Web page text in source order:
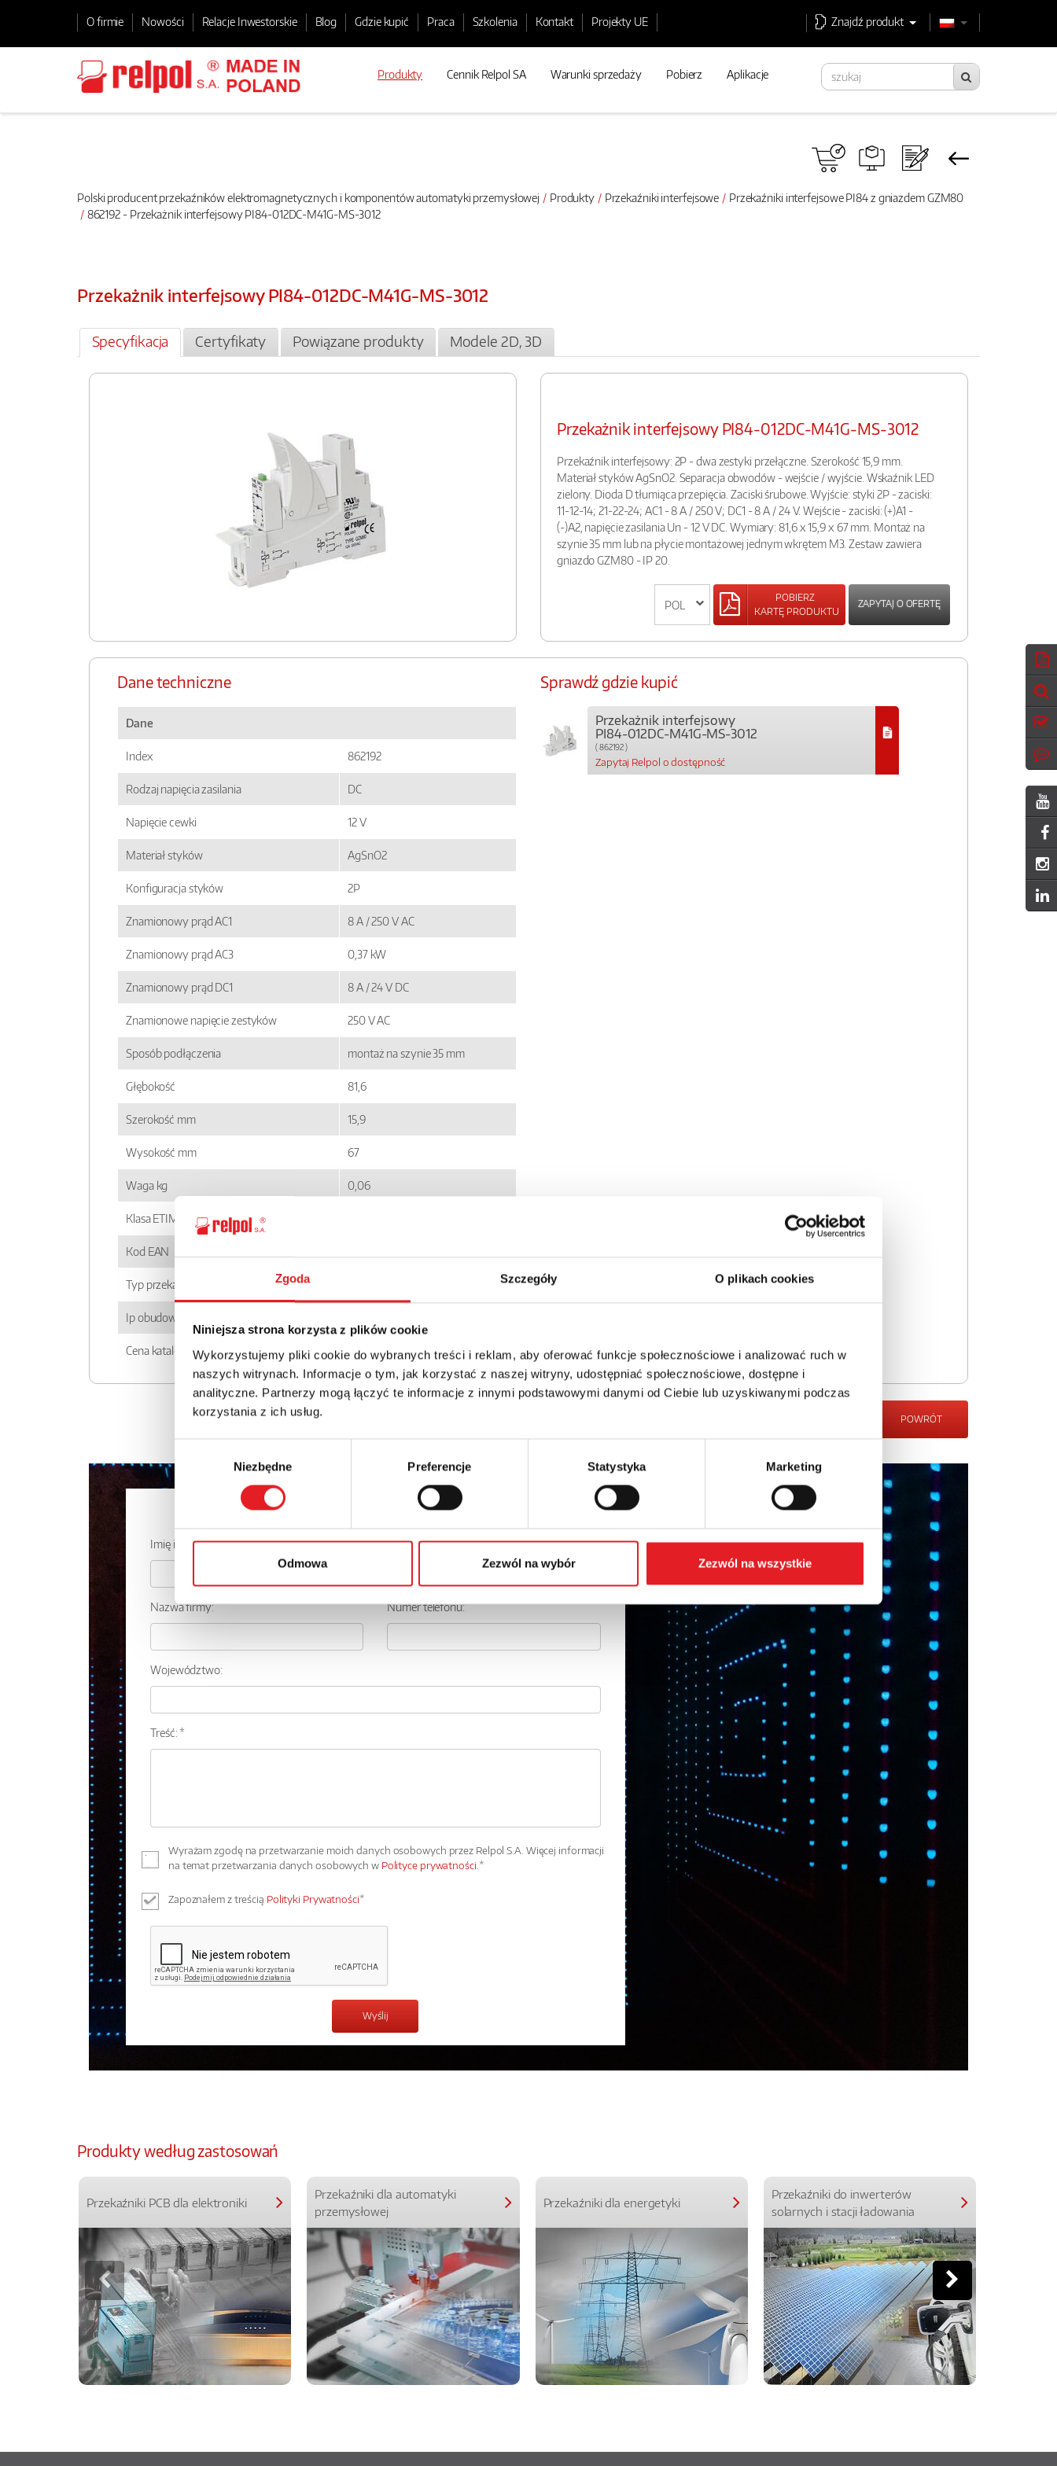
Zgoda Szczegóły O plikach cookies
Niniejsza strona korzysta z plików cookie
Wykorzystujemy pliki cookie do wybranych treści i reklam, aby oferować funkcje społecznościowe i analizować ruch w
naszych witrynach. Informacje o tym, jak korzystać z naszej witryny, udostępniać społecznościowe, dostępne i
analityczne. Partnerzy mogą łączyć te informacje z innymi podstawowymi danymi od Ciebie lub uzyskiwanymi podczas
korzystania z ich usług.
zgody
Niezbędne Preferencje Statystyka Marketing
Odmowa Zezwól na wybór Zezwól na wszystkie
O firmie Nowości Relacje Inwestorskie Blog Gdzie kupić Praca Szkolenia Kontakt Projekty UE Znajdź produkt
Produkty Cennik Relpol SA Warunki sprzedaży Pobierz Aplikacje
Polski producent przekaźników elektromagnetycznych i komponentów automatyki przemysłowej Produkty Przekaźniki interfejsowe
Przekaźniki interfejsowe PI84 z gniazdem GZM80
862192 - Przekażnik interfejsowy PI84-012DC-M41G-MS-3012
Przekażnik interfejsowy PI84-012DC-M41G-MS-3012
Specyfikacja Certyfikaty Powiązane produkty Modele 2D, 3D
Przekażnik interfejsowy PI84-012DC-M41G-MS-3012
Przekaźnik interfejsowy: 2P - dwa zestyki przełączne. Szerokość 15,9 mm.
Materiał styków AgSnO2. Separacja obwodów - wejście / wyjście. Wskaźnik LED
zielony. Dioda D tłumiąca przepięcia. Zaciski śrubowe. Wyjście: styki 2P - zaciski:
11-12-14; 21-22-24; AC1 - 8 A / 250 V; DC1 - 8 A / 24 V. Wejście - zaciski: (+)A1 -
(-)A2, napięcie zasilania Un - 12 V DC. Wymiary: 81,6 x 15,9 x 67 mm. Montaż na
szynie 35 mm lub na płycie montażowej jednym wkrętem M3. Zestaw zawiera
gniazdo GZM80 - IP 20.
POBIERZ
KARTĘ PRODUKTU
ZAPYTAJ O OFERTĘ
Dane techniczne
Dane
Index 862192
Rodzaj napięcia zasilania DC
Napięcie cewki 12 V
Materiał styków AgSnO2
Konfiguracja styków 2P
Znamionowy prąd AC1 8 A / 250 V AC
Znamionowy prąd AC3 0,37 kW
Znamionowy prąd DC1 8 A / 24 V DC
Znamionowe napięcie zestyków 250 V AC
Sposób podłączenia montaż na szynie 35 mm
Głębokość 81,6
Szerokość mm 15,9
Wysokość mm 67
Waga kg 0,06
Klasa ETIM
Kod EAN
Typ przekaźnika
Ip obudowy
Cena katalogowa 67.21zł + 23% VAT
Sprawdź gdzie kupić
Przekażnik interfejsowy
PI84-012DC-M41G-MS-3012
( 862192 )
Zapytaj Relpol o dostępność
POWRÓT
Zapytaj o szczegóły oferty
Imię i nazwisko: * Adres e-mail: *
Nazwa firmy: Numer telefonu:
Województwo:
Treść: *
Wyrażam zgodę na przetwarzanie moich danych osobowych przez Relpol S.A. Więcej informacji
na temat przetwarzania danych osobowych w Polityce prywatności.*
Zapoznałem z treścią Polityki Prywatności*
Produkty według zastosowań
Przekaźniki PCB dla elektroniki
Przekaźniki dla automatyki
przemysłowej
Przekaźniki dla energetyki
Przekaźniki do inwerterów
solarnych i stacji ładowania